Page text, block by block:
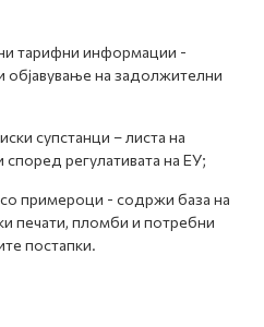
тарифни информации -
објавување на задолжителни
супстанци – листа на
регулативата на ЕУ;
примероци - содржи база на
печати, пломби и потребни
постапки.